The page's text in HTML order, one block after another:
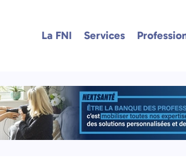
La FNI Services